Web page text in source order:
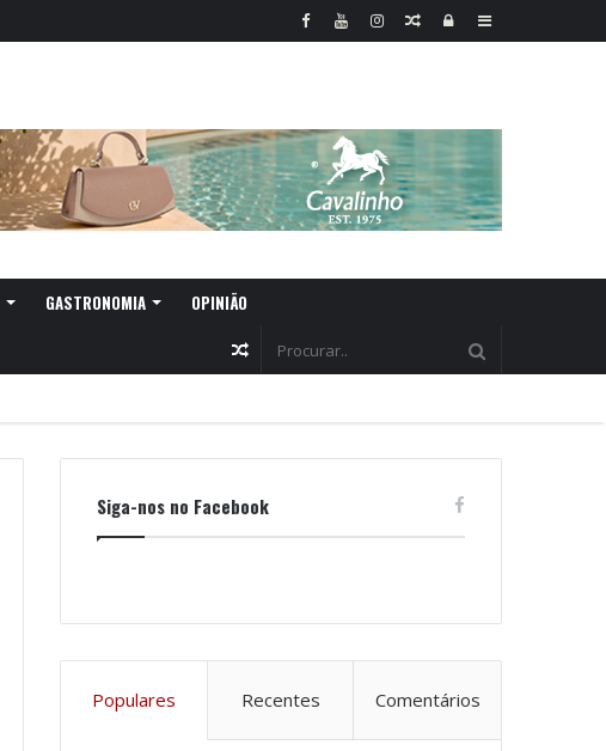
Sidebar
Log
Random
GASTRONOMIA OPINIÃO
Random
Siga-nos no Facebook
Populares Recentes Comentários